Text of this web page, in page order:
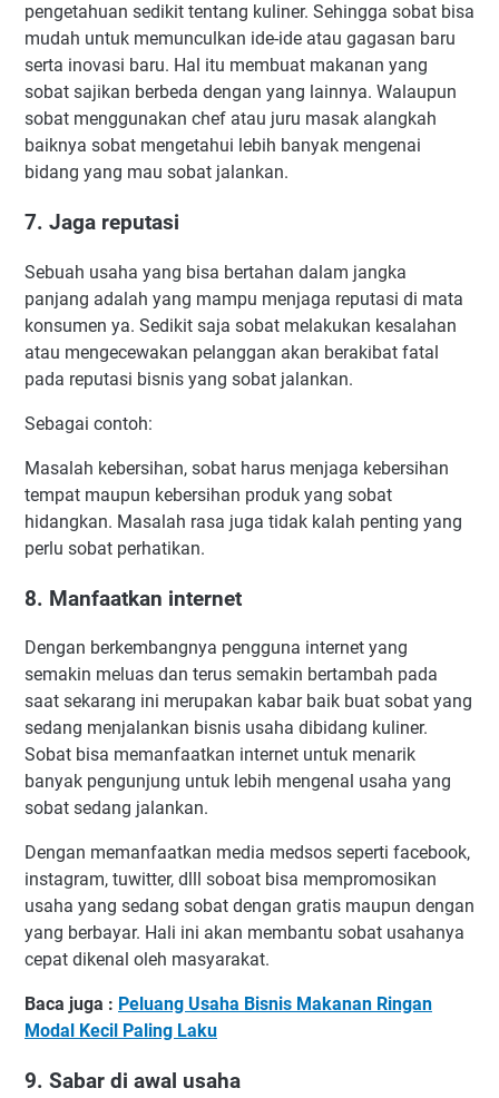
pengetahuan sedikit tentang kuliner. Sehingga sobat bisa
mudah untuk memunculkan ide-ide atau gagasan baru
serta inovasi baru. Hal itu membuat makanan yang
sobat sajikan berbeda dengan yang lainnya. Walaupun
sobat menggunakan chef atau juru masak alangkah
baiknya sobat mengetahui lebih banyak mengenai
bidang yang mau sobat jalankan.
7. Jaga reputasi
Sebuah usaha yang bisa bertahan dalam jangka
panjang adalah yang mampu menjaga reputasi di mata
konsumen ya. Sedikit saja sobat melakukan kesalahan
atau mengecewakan pelanggan akan berakibat fatal
pada reputasi bisnis yang sobat jalankan.
Sebagai contoh:
Masalah kebersihan, sobat harus menjaga kebersihan
tempat maupun kebersihan produk yang sobat
hidangkan. Masalah rasa juga tidak kalah penting yang
perlu sobat perhatikan.
8. Manfaatkan internet
Dengan berkembangnya pengguna internet yang
semakin meluas dan terus semakin bertambah pada
saat sekarang ini merupakan kabar baik buat sobat yang
sedang menjalankan bisnis usaha dibidang kuliner.
Sobat bisa memanfaatkan internet untuk menarik
banyak pengunjung untuk lebih mengenal usaha yang
sobat sedang jalankan.
Dengan memanfaatkan media medsos seperti facebook,
instagram, tuwitter, dlll soboat bisa mempromosikan
usaha yang sedang sobat dengan gratis maupun dengan
yang berbayar. Hali ini akan membantu sobat usahanya
cepat dikenal oleh masyarakat.
Baca juga : Peluang Usaha Bisnis Makanan Ringan
Modal Kecil Paling Laku
9. Sabar di awal usaha